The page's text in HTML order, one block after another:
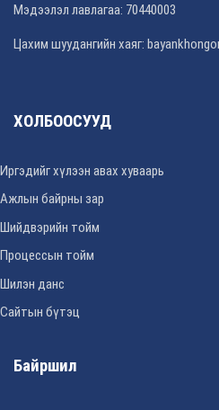
Мэдээлэл лавлагаа: 70440003
Цахим шуудангийн хаяг:
ХОЛБООСУУД
Иргэдийг хүлээн авах хуваарь
Ажлын байрны зар
Шийдвэрийн тойм
Процессын тойм
Шилэн данс
Сайтын бүтэц
Байршил